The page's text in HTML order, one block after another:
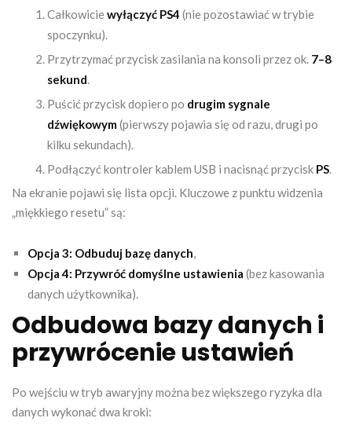
Całkowiciewyłączyć PS4 (nie pozostawiać w trybie
spoczynku).
Przytrzymać przycisk zasilania na konsoli przez ok. 7–8
sekund
Puścić przycisk dopiero po drugim sygnale
dźwiękowym (pierwszy pojawia się od razu, drugi po
kilku sekundach).
Podłączyć kontroler kablem USB i nacisnąć przycisk PS
Na ekranie pojawi się lista opcji. Kluczowe z punktu widzenia
„miękkiego resetu” są:
Opcja 3: Odbuduj bazę danych
Opcja 4: Przywróć domyślne ustawienia (bez kasowania
danych użytkownika).
Odbudowa bazy danych i
przywrócenie ustawień
Po wejściu w tryb awaryjny można bez większego ryzyka dla
danych wykonać dwa kroki: